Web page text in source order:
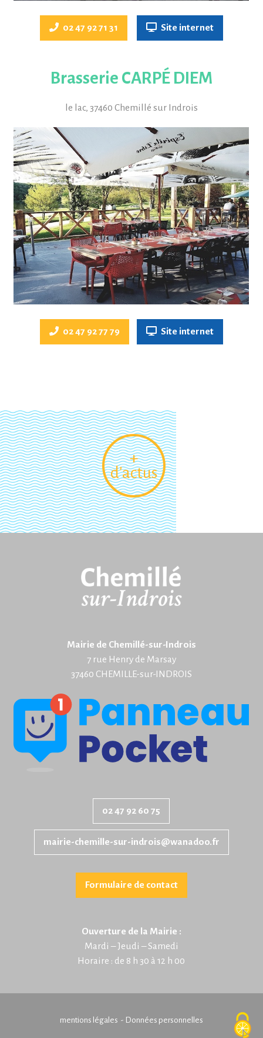
02 47 92 71 31 Site internet
Brasserie CARPÉ DIEM
le lac, 37460 Chemillé sur Indrois
02 47 92 77 79 Site internet
+
d'actus
Mairie de Chemillé-sur-Indrois
7 rue Henry de Marsay
37460 CHEMILLE-sur-INDROIS
02 47 92 60 75
mairie-chemille-sur-indrois@wanadoo.fr
Formulaire de contact
Ouverture de la Mairie :
Mardi – Jeudi – Samedi
Horaire : de 8 h 30 à 12 h 00
mentions légales - Données personnelles